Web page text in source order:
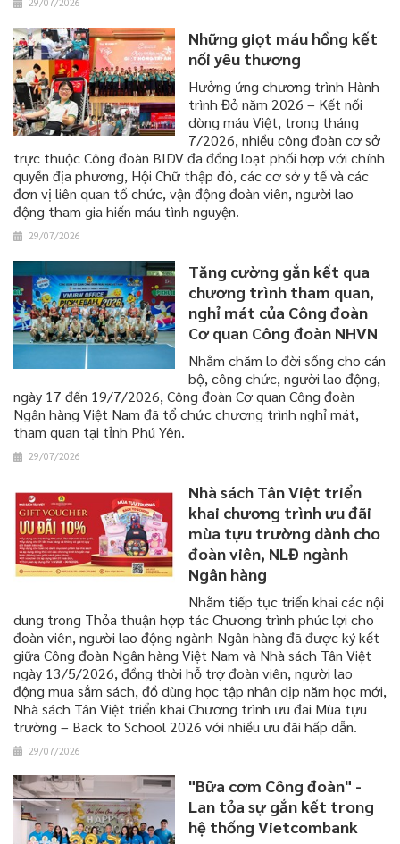
Những giọt máu hồng kết
nối yêu thương
​​​​​​​Hưởng ứng chương trình Hành
trình Đỏ năm 2026 – Kết nối
dòng máu Việt, trong tháng
7/2026, nhiều công đoàn cơ sở
trực thuộc Công đoàn BIDV đã đồng loạt phối hợp với chính
quyền địa phương, Hội Chữ thập đỏ, các cơ sở y tế và các
đơn vị liên quan tổ chức, vận động đoàn viên, người lao
động tham gia hiến máu tình nguyện.
29/07/2026
Tăng cường gắn kết qua
chương trình tham quan,
nghỉ mát của Công đoàn
Cơ quan Công đoàn NHVN
Nhằm chăm lo đời sống cho cán
bộ, công chức, người lao động,
ngày 17 đến 19/7/2026, Công đoàn Cơ quan Công đoàn
Ngân hàng Việt Nam đã tổ chức chương trình nghỉ mát,
tham quan tại tỉnh Phú Yên.
29/07/2026
Nhà sách Tân Việt triển
khai chương trình ưu đãi
mùa tựu trường dành cho
đoàn viên, NLĐ ngành
Ngân hàng
​​​​​​​Nhằm tiếp tục triển khai các nội
dung trong Thỏa thuận hợp tác Chương trình phúc lợi cho
đoàn viên, người lao động ngành Ngân hàng đã được ký kết
giữa Công đoàn Ngân hàng Việt Nam và Nhà sách Tân Việt
ngày 13/5/2026, đồng thời hỗ trợ đoàn viên, người lao
động mua sắm sách, đồ dùng học tập nhân dịp năm học mới,
Nhà sách Tân Việt triển khai Chương trình ưu đãi Mùa tựu
trường – Back to School 2026 với nhiều ưu đãi hấp dẫn.
29/07/2026
"Bữa cơm Công đoàn" -
Lan tỏa sự gắn kết trong
hệ thống Vietcombank